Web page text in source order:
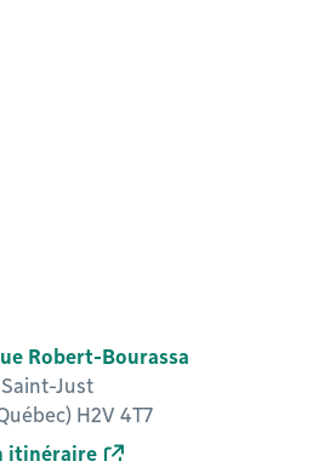
Robert-Bourassa
Just
H2V 4T7
itinéraire